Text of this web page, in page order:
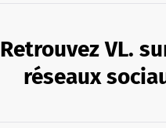
Retrouvez VL.
réseaux